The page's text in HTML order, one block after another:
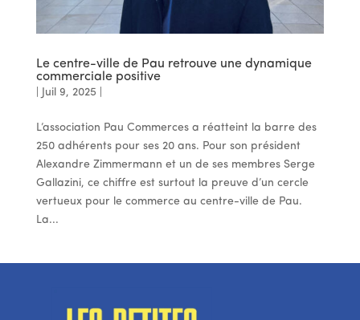
Le centre-ville de Pau retrouve une dynamique
commerciale positive
Juil 9, 2025
L’association Pau Commerces a réatteint la barre des
250 adhérents pour ses 20 ans. Pour son président
Alexandre Zimmermann et un de ses membres Serge
Gallazini, ce chiffre est surtout la preuve d’un cercle
vertueux pour le commerce au centre-ville de Pau.
La...